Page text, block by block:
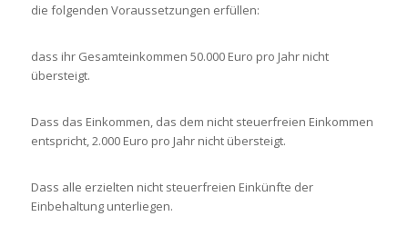
die folgenden Voraussetzungen erfüllen:
dass ihr Gesamteinkommen 50.000 Euro pro Jahr nicht
übersteigt.
Dass das Einkommen, das dem nicht steuerfreien Einkommen
entspricht, 2.000 Euro pro Jahr nicht übersteigt.
Dass alle erzielten nicht steuerfreien Einkünfte der
Einbehaltung unterliegen.